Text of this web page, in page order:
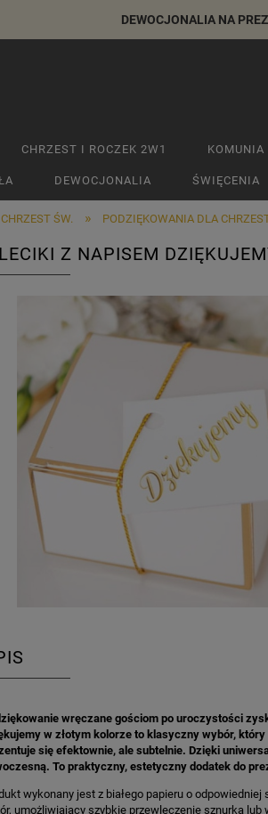
DEWOCJONALIA NA
CHRZEST I ROCZEK 2W1 KOMUNIA
DEWOCJONALIA ŚWIĘCENIA
ŚW. » PODZIĘKOWANIA DLA
Z NAPISEM
wręczane gościom po uroczystości
w złotym kolorze to klasyczny wybór,
się efektownie, ale subtelnie. Dzięki
To praktyczny, estetyczny dodatek do
wykonany jest z białego papieru o
umożliwiający szybkie przewleczenie sznurka